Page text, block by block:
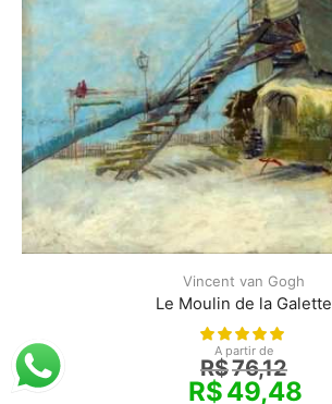
Vincent van Gogh
Le Moulin de la Galette
A partir de
R$76,12
R$49,48